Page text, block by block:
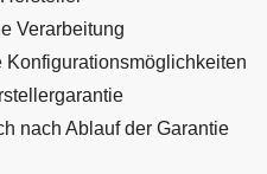
Verarbeitung
nach Ablauf der Garantie